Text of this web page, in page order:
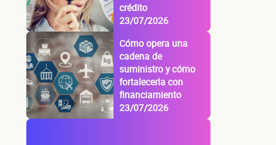
crédito
23/07/2026
Cómo opera una
cadena de
suministro y cómo
fortalecerla con
financiamiento
23/07/2026